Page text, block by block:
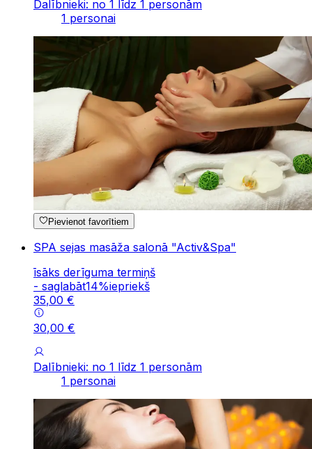
Dalībnieki: no 1 līdz 1 personām
1 personai
Pievienot favorītiem
SPA sejas masāža salonā "Activ&Spa"
īsāks derīguma termiņš
- saglabāt14%iepriekš
35,00 €
30,00 €
Dalībnieki: no 1 līdz 1 personām
1 personai